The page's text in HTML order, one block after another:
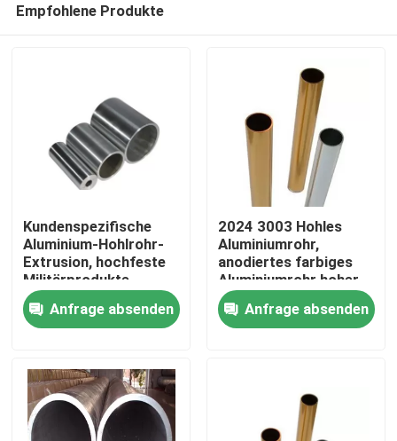
Haus
Produkte
Videos
Empfohlene Produkte
Kundenspezifische
Aluminium-Hohlrohr-
Extrusion, hochfeste
Militärprodukte
Anfrage absenden
2024 3003 Hohles
Aluminiumrohr,
anodiertes farbiges
Aluminiumrohr hoher
Reinheit
Anfrage absenden